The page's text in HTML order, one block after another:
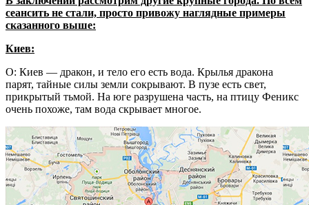
сеансить не стали, просто привожу наглядные примеры
сказанного выше:
Киев:
О: Киев — дракон, и тело его есть вода. Крылья дракона
парят, тайные силы земли сокрывают. В пузе есть свет,
прикрытый тьмой. На юге разрушена часть, на птицу Феникс
очень похоже, там вода скрывает многое.